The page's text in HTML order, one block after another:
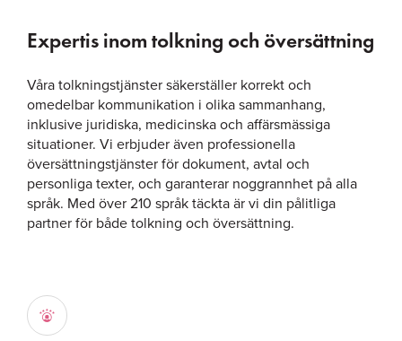
Expertis inom tolkning och översättning
Våra tolkningstjänster säkerställer korrekt och
omedelbar kommunikation i olika sammanhang,
inklusive juridiska, medicinska och affärsmässiga
situationer. Vi erbjuder även professionella
översättningstjänster för dokument, avtal och
personliga texter, och garanterar noggrannhet på alla
språk. Med över 210 språk täckta är vi din pålitliga
partner för både tolkning och översättning.